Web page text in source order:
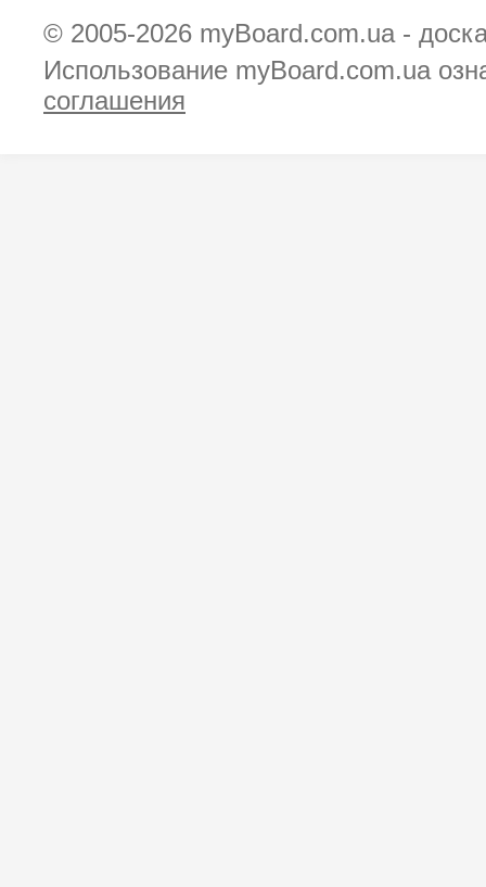
© 2005-2026 myBoard.com.ua -
Использование myBoard.com.ua
соглашения